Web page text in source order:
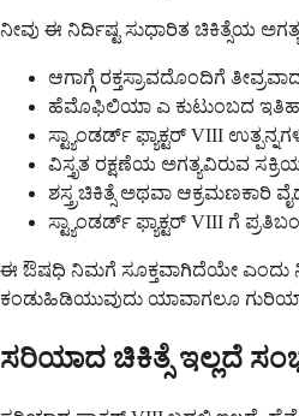
ನೀವು ಈ ನಿರ್ದಿಷ್ಟ ಸುಧಾರಿತ ಚಿಕಿತ್ಸೆಯ
ಆಗಾಗ್ಗೆ ರಕ್ತಸ್ರಾವದೊಂದಿಗೆ
ಹೆಮೊಫಿಲಿಯಾ ಎ ಕುಟುಂಬದ
ಸ್ಟ್ಯಾಂಡರ್ಡ್ ಫ್ಯಾಕ್ಟರ್ VIII
ವಿಸ್ತೃತ ರಕ್ಷಣೆಯ ಅಗತ್ಯವಿರುವ
ಶಸ್ತ್ರಚಿಕಿತ್ಸೆ ಅಥವಾ ಆಕ್ರಮಣಕಾರಿ
ಸ್ಟ್ಯಾಂಡರ್ಡ್ ಫ್ಯಾಕ್ಟರ್ VIII ಗೆ
ಈ ಔಷಧಿ ನಿಮಗೆ ಸೂಕ್ತವಾಗಿದೆಯೇ ಎಂದು
ಕಂಡುಹಿಡಿಯುವುದು ಯಾವಾಗಲೂ
ಸರಿಯಾದ ಚಿಕಿತ್ಸೆ ಇಲ್ಲದೆ